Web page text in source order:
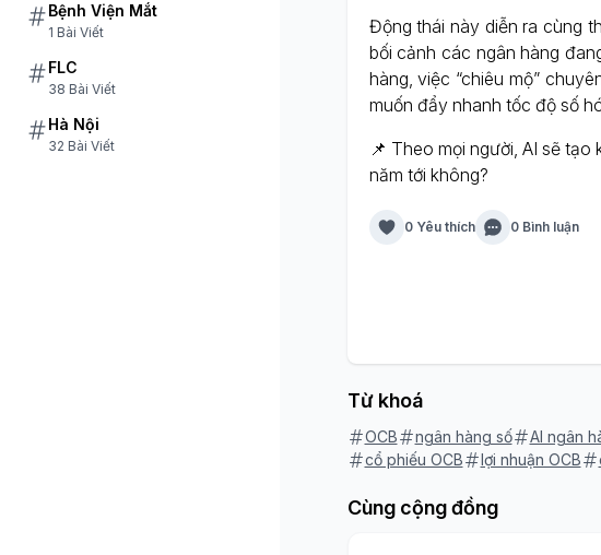
Bệnh Viện Mắt
1 Bài Viết
FLC
38 Bài Viết
Hà Nội
32 Bài Viết
Động thái này diễn ra cùng
bối cảnh các ngân hàng
hàng, việc “chiêu mộ”
muốn đẩy nhanh tốc độ số
📌 Theo mọi người, AI sẽ
năm tới không?
0 Yêu thích 0 Bình luận
Từ khoá
OCB ngân hàng số AI ngân
cổ phiếu OCB
lợi nhuận OCB
Cùng cộng đồng